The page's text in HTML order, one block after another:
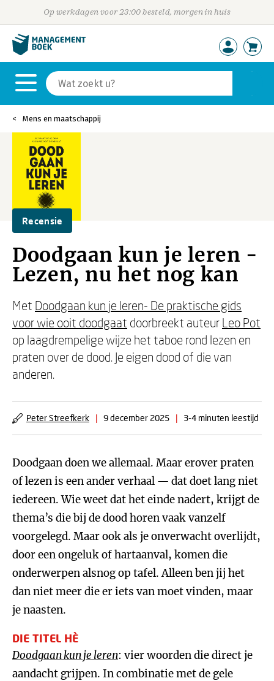
Op werkdagen voor 23:00 besteld, morgen in huis
Mens en maatschappij
Recensie
Doodgaan kun je leren -
Lezen, nu het nog kan
Met Doodgaan kun je leren- De praktische gids
voor wie ooit doodgaat doorbreekt auteur Leo Pot
op laagdrempelige wijze het taboe rond lezen en
praten over de dood. Je eigen dood of die van
anderen.
Peter Streefkerk | 9 december 2025 | 3-4 minuten leestijd
Doodgaan doen we allemaal. Maar erover praten
of lezen is een ander verhaal — dat doet lang niet
iedereen. Wie weet dat het einde nadert, krijgt de
thema’s die bij de dood horen vaak vanzelf
voorgelegd. Maar ook als je onverwacht overlijdt,
door een ongeluk of hartaanval, komen die
onderwerpen alsnog op tafel. Alleen ben jij het
dan niet meer die er iets van moet vinden, maar
je naasten.
DIE TITEL HÈ
Doodgaan kun je leren: vier woorden die direct je
aandacht grijpen. In combinatie met de gele